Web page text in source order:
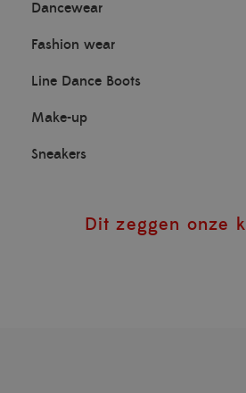
Dancewear
Fashion wear
Line Dance Boots
Make-up
Sneakers
Dit zeggen onze